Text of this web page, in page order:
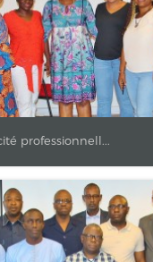
professionnell...